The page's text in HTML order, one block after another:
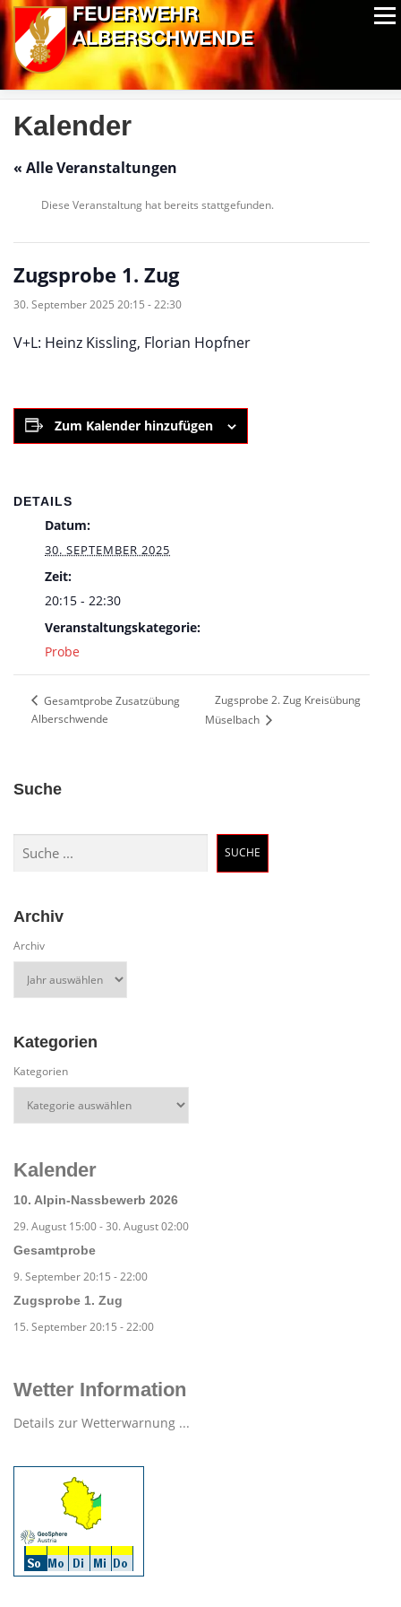
Zum
Inhalt
springen
Menü
ALPIN-NASSWETTBEWERB MITGLIEDER
Kalender
« Alle Veranstaltungen
Diese Veranstaltung hat bereits stattgefunden.
Zugsprobe 1. Zug
30. September 2025 20:15 -22:30
V+L: Heinz Kissling, Florian Hopfner
Zum Kalender hinzufügen
DETAILS
Datum:
30. SEPTEMBER 2025
Zeit:
20:15 - 22:30
Veranstaltungskategorie:
Probe
Gesamtprobe Zusatzübung
Alberschwende
Zugsprobe 2. Zug Kreisübung
Müselbach
Suche
SUCHE
Archiv
Archiv
Kategorien
Kategorien
Kalender
10. Alpin-Nassbewerb 2026
29. August 15:00-30. August 02:00
Gesamtprobe
9. September 20:15 -22:00
Zugsprobe 1. Zug
15. September 20:15 -22:00
Wetter Information
Details zur Wetterwarnung ...